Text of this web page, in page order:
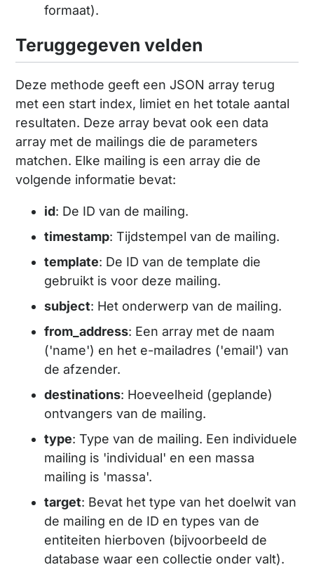
formaat).
Teruggegeven velden
Deze methode geeft een JSON array terug
met een start index, limiet en het totale aantal
resultaten. Deze array bevat ook een data
array met de mailings die de parameters
matchen. Elke mailing is een array die de
volgende informatie bevat:
id: De ID van de mailing.
timestamp: Tijdstempel van de mailing.
template: De ID van de template die
gebruikt is voor deze mailing.
subject: Het onderwerp van de mailing.
from_address: Een array met de naam
('name') en het e-mailadres ('email') van
de afzender.
destinations: Hoeveelheid (geplande)
ontvangers van de mailing.
type: Type van de mailing. Een individuele
mailing is 'individual' en een massa
mailing is 'massa'.
target: Bevat het type van het doelwit van
de mailing en de ID en types van de
entiteiten hierboven (bijvoorbeeld de
database waar een collectie onder valt).